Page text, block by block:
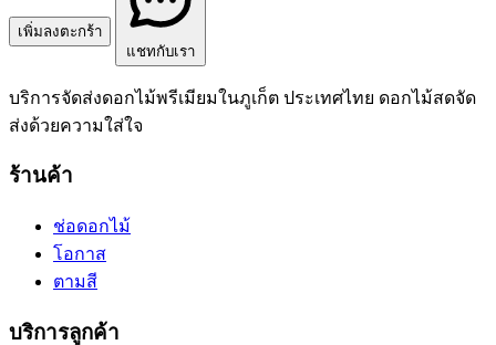
เพิ่มลงตะกร้า
แชทกับเรา
บริการจัดส่งดอกไม้พรีเมียมในภูเก็ต ประเทศไทย ดอกไม้สดจัด
ส่งด้วยความใส่ใจ
ร้านค้า
ช่อดอกไม้
โอกาส
ตามสี
บริการลูกค้า